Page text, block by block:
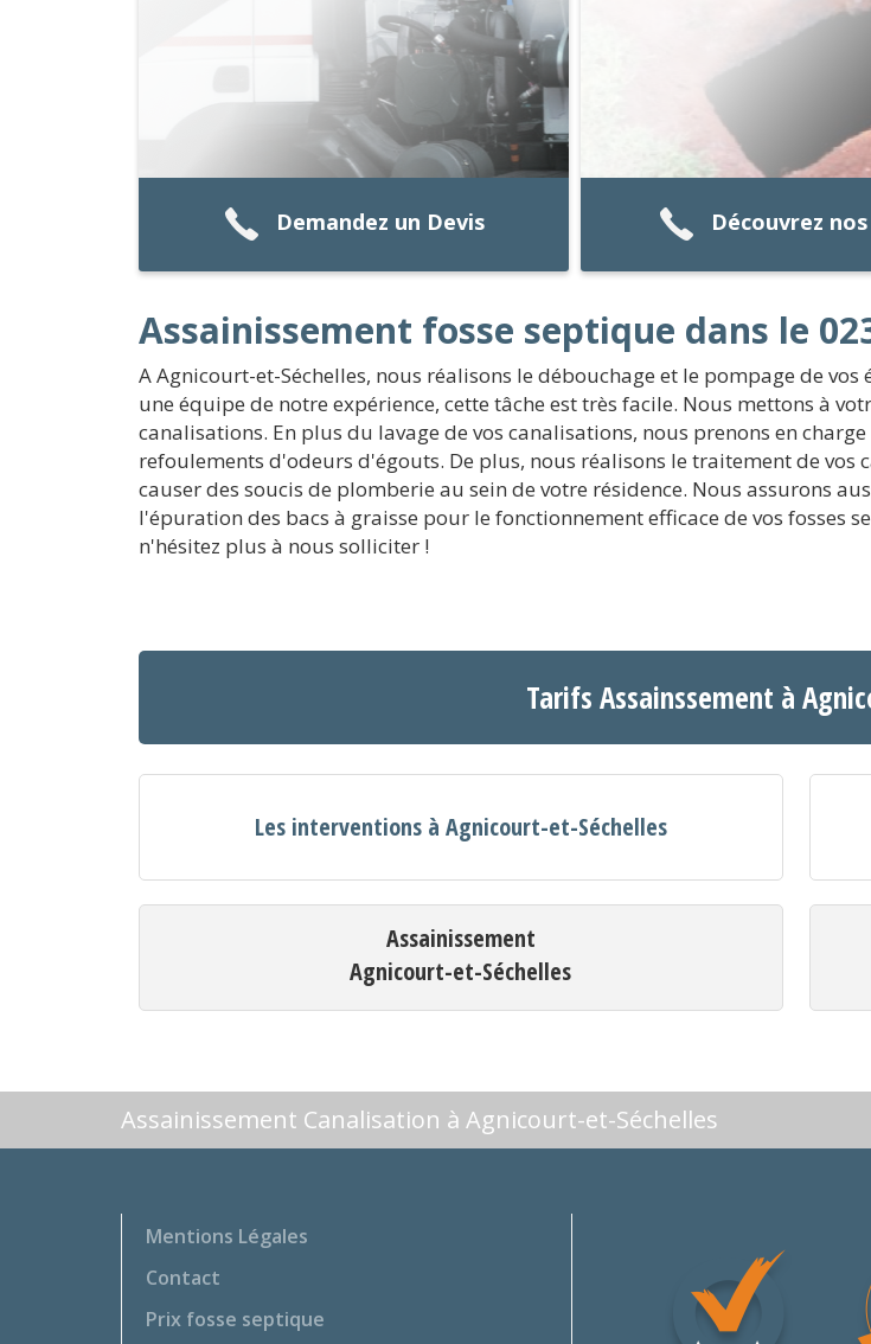
Demandez un Devis Découvrez
Assainissement fosse septique dans le
A Agnicourt-et-Séchelles, nous réalisons le débouchage et le pompage de
une équipe de notre expérience, cette tâche est très facile. Nous mettons à
canalisations. En plus du lavage de vos canalisations, nous prenons en
refoulements d'odeurs d'égouts. De plus, nous réalisons le traitement de
causer des soucis de plomberie au sein de votre résidence. Nous assurons
l'épuration des bacs à graisse pour le fonctionnement efficace de vos fosses
n'hésitez plus à nous solliciter !
Tarifs Assainssement à
Les interventions à Agnicourt-et-Séchelles
Assainissement
Agnicourt-et-Séchelles
Assainissement Canalisation à Agnicourt-et-Séchelles
Mentions Légales
Contact
Prix fosse septique